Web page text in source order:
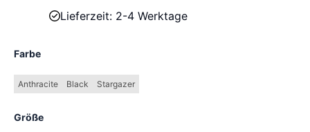
Lieferzeit: 2-4 Werktage
Farbe
Anthracite Black Stargazer
Größe